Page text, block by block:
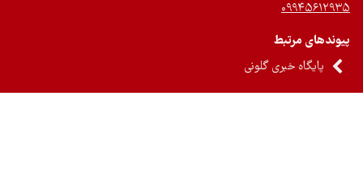
گلونی